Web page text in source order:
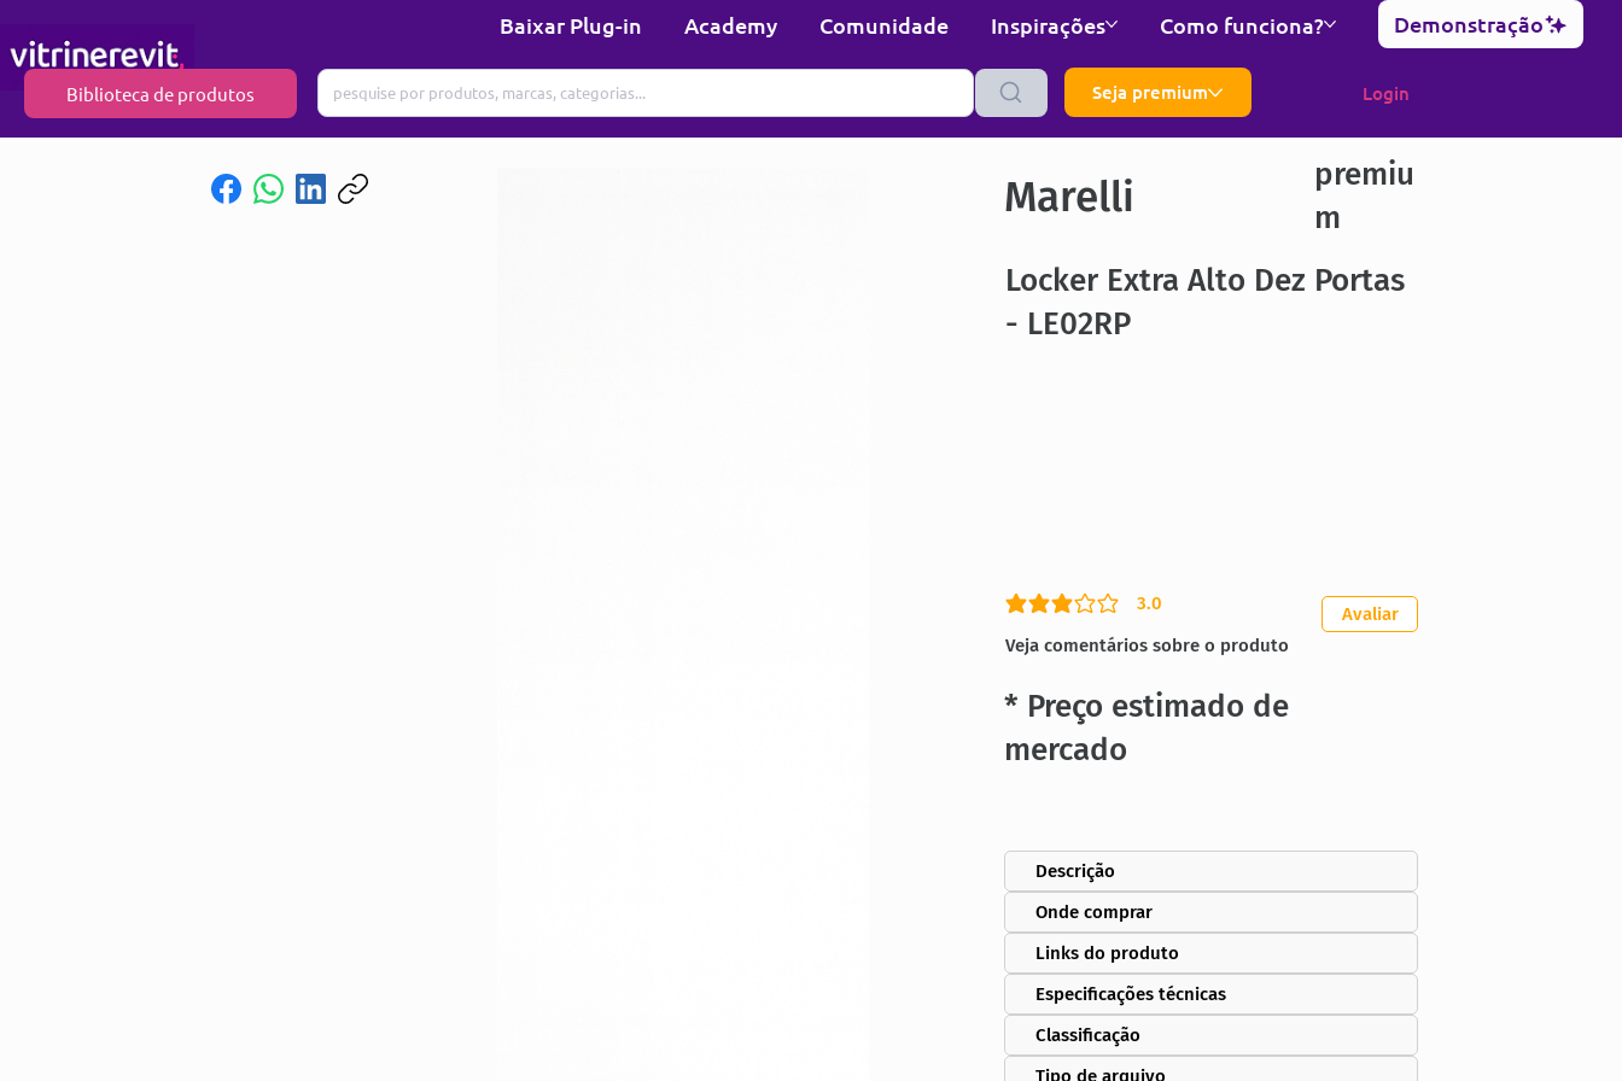
Baixar Plug-in Academy Comunidade Inspirações Como funciona? Demonstração
Biblioteca de produtos Seja premium Login
Marelli
premiu
m
Locker Extra Alto Dez Portas
- LE02RP
3.0
classificação média é 3 de 5
Veja comentários sobre o produto
Avaliar
* Preço estimado de
mercado
Descrição
Onde comprar
Links do produto
Especificações técnicas
Classificação
Tipo de arquivo